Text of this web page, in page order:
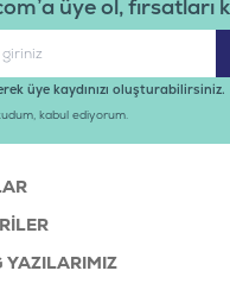
üye ol, fırsatları
üye kaydınızı oluşturabilirsiniz.
kabul ediyorum.
YAZILARIMIZ